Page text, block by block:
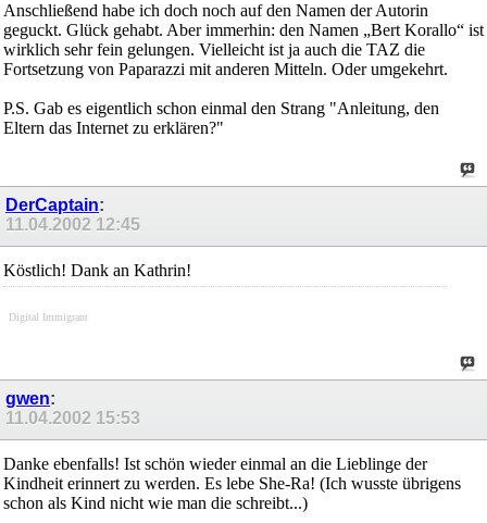
Anschließend habe ich doch noch auf den Namen der Autorin
geguckt. Glück gehabt. Aber immerhin: den Namen „Bert Korallo“ ist
wirklich sehr fein gelungen. Vielleicht ist ja auch die TAZ die
Fortsetzung von Paparazzi mit anderen Mitteln. Oder umgekehrt.
P.S. Gab es eigentlich schon einmal den Strang "Anleitung, den
Eltern das Internet zu erklären?"
DerCaptain:
11.04.2002 12:45
Köstlich! Dank an Kathrin!
Digital Immigrant
gwen:
11.04.2002 15:53
Danke ebenfalls! Ist schön wieder einmal an die Lieblinge der
Kindheit erinnert zu werden. Es lebe She-Ra! (Ich wusste übrigens
schon als Kind nicht wie man die schreibt...)